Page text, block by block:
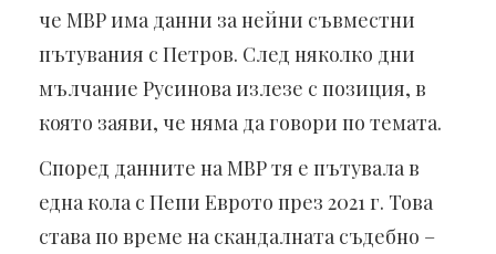
че МВР има данни за нейни съвместни
пътувания с Петров. След няколко дни
мълчание Русинова излезе с позиция, в
която заяви, че няма да говори по темата.
Според данните на МВР тя е пътувала в
една кола с Пепи Еврото през 2021 г. Това
става по време на скандалната съдебно –